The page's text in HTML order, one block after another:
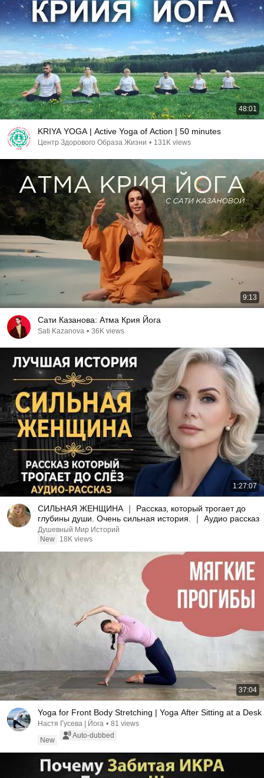
48:01
KRIYA YOGA | Active Yoga of Action | 50 minutes
Центр Здорового Образа Жизни • 131K views
9:13
Сати Казанова: Атма Крия Йога
Sati Kazanova • 36K views
1:27:07
СИЛЬНАЯ ЖЕНЩИНА ｜ Рассказ, который трогает до
глубины души. Очень сильная история. ｜ Аудио рассказ
Душевный Мир Историй
New
18K views
37:04
Yoga for Front Body Stretching | Yoga After Sitting at a Desk
Настя Гусева | Йога • 81 views
New
Auto-dubbed